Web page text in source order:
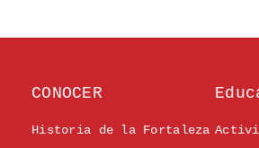
CONOCER
Historia de la Fortaleza